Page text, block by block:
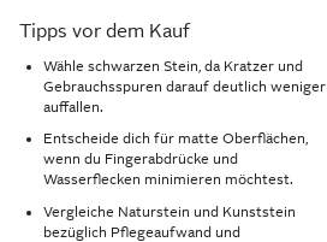
Tipps vor dem Kauf
Wähle schwarzen Stein, da Kratzer und
Gebrauchsspuren darauf deutlich weniger
auffallen.
Entscheide dich für matte Oberflächen,
wenn du Fingerabdrücke und
Wasserflecken minimieren möchtest.
Vergleiche Naturstein und Kunststein
bezüglich Pflegeaufwand und